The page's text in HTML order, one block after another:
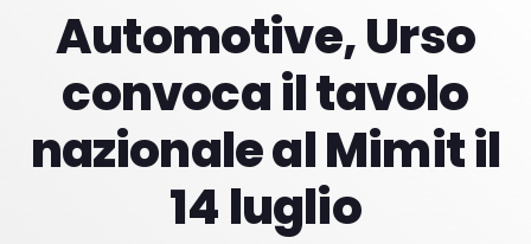
play_arrow
Automotive, Urso
convoca il tavolo
nazionale al Mimit il
14 luglio